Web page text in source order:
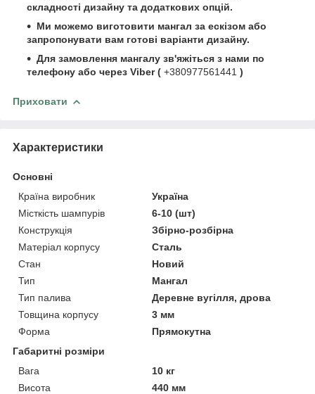
складності дизайну та додаткових опцій.
Ми можемо виготовити мангал за ескізом або
запропонувати вам готові варіанти дизайну.
Для замовлення мангалу зв'яжіться з нами по
телефону або через Viber ( +380977561441 )
Приховати
Характеристики
Основні
Країна виробник
Україна
Місткість шампурів
6-10 (шт)
Конструкція
Збірно-розбірна
Матеріал корпусу
Сталь
Стан
Новий
Тип
Мангал
Тип палива
Деревне вугілля, дрова
Товщина корпусу
3 мм
Форма
Прямокутна
Габаритні розміри
Вага
10 кг
Висота
440 мм